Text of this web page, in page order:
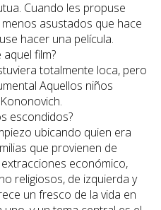
Cuando les propuse
asustados que hace
hacer una película.
aquel film?
totalmente loca, pero
Aquellos niños
escondidos?
ubicando quien era
que provienen de
económico,
religiosos, de izquierda y
un fresco de la vida en